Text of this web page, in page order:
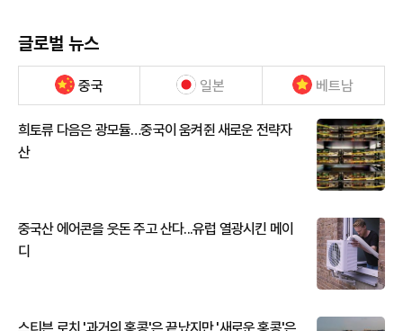
글로벌 뉴스
중국 일본 베트남
희토류 다음은 광모듈…중국이 움켜쥔 새로운 전략자
산
중국산 에어콘을 웃돈 주고 산다...유럽 열광시킨 메이
디